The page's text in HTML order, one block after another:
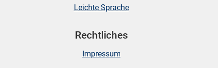
Leichte Sprache
Rechtliches
Impressum